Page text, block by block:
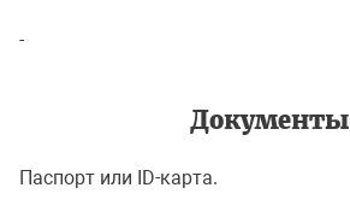
-
Документы
Паспорт или ID-карта.